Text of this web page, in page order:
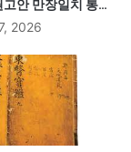
안 만장일치 통과
르, 말레이시아에
(1965)·닉슨, 워터
첫 대통령 사임
2026